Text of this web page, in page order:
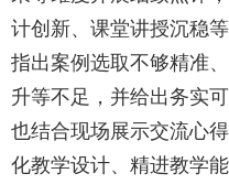
计创新、课堂讲授沉稳
指出案例选取不够精准
升等不足，并给出务实
也结合现场展示交流心
化教学设计、精进教学